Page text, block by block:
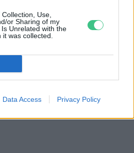
Use,
or Sharing of my
Unrelated with the
was collected.
Data Access Privacy Policy